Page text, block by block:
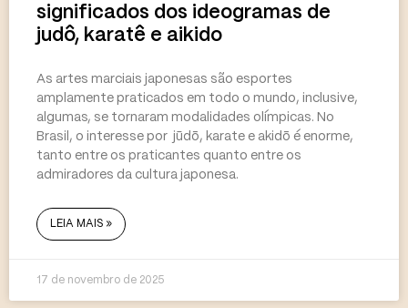
significados dos ideogramas de
judô, karatê e aikido
As artes marciais japonesas são esportes
amplamente praticados em todo o mundo, inclusive,
algumas, se tornaram modalidades olímpicas. No
Brasil, o interesse por jūdō, karate e akidō é enorme,
tanto entre os praticantes quanto entre os
admiradores da cultura japonesa.
LEIA MAIS »
17 de novembro de 2025